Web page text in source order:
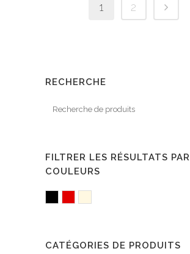
1 2
RECHERCHE
FILTRER LES RÉSULTATS PAR
COULEURS
CATÉGORIES DE PRODUITS